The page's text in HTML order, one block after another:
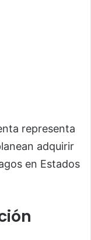
representa
adquirir
en Estados